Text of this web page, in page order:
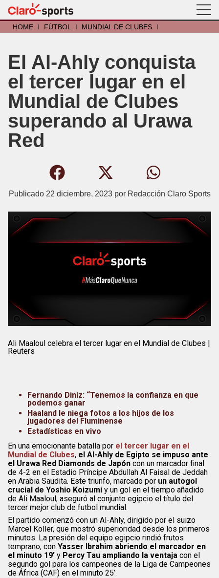
HOME I FÚTBOL I MUNDIAL DE CLUBES I
El Al-Ahly conquista
el tercer lugar en el
Mundial de Clubes
superando al Urawa
Red
Publicado 22 diciembre, 2023por Redacción Claro Sports
Ali Maaloul celebra el tercer lugar en el Mundial de Clubes |
Reuters
Fernando Diniz: “Tenemos la confianza en que
podemos ganar
Haaland le niega fotos a los hijos de los
jugadores del Fluminense
Estadísticas en vivo
En una emocionante batalla por el tercer lugar en el
Mundial de Clubes, el Al-Ahly de Egipto se impuso ante
el Urawa Red Diamonds de Japón con un marcador final
de 4-2 en el Estadio Príncipe Abdullah Al Faisal de Jeddah
en Arabia Saudita. Este triunfo, marcado por un autogol
crucial de Yoshio Koizumi y un gol en el tiempo añadido
de Ali Maaloul, aseguró al conjunto egipcio el título del
tercer mejor club de futbol mundial.
El partido comenzó con un Al-Ahly, dirigido por el suizo
Marcel Koller, que mostró superioridad desde los primeros
minutos. La presión del equipo egipcio rindió frutos
temprano, con Yasser Ibrahim abriendo el marcador en
el minuto 19’ y Percy Tau ampliando la ventaja con el
segundo gol para los campeones de la Liga de Campeones
de África (CAF) en el minuto 25’.